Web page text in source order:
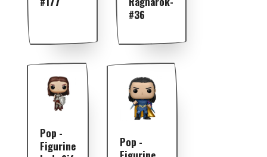
#36
Pop -
Figurine
Pop -